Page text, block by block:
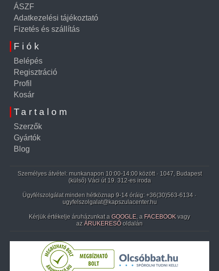
ÁSZF
Adatkezelési tájékoztató
Fizetés és szállítás
Fiók
Belépés
Regisztráció
Profil
Kosár
Tartalom
Szerzők
Gyártók
Blog
Személyes átvétel: munkanapon 10:00-14:00 között · 1047, Budapest
(külső) Váci út 19. 312-es iroda
Ügyfélszolgálat minden hétköznap 9-14 óráig: +36(30)563-6134 ·
ugyfelszolgalat@kapszulacenter.hu
Kérjük értékelje áruházunkat a GOOGLE, a FACEBOOK vagy
az ÁRUKERESŐ oldalán